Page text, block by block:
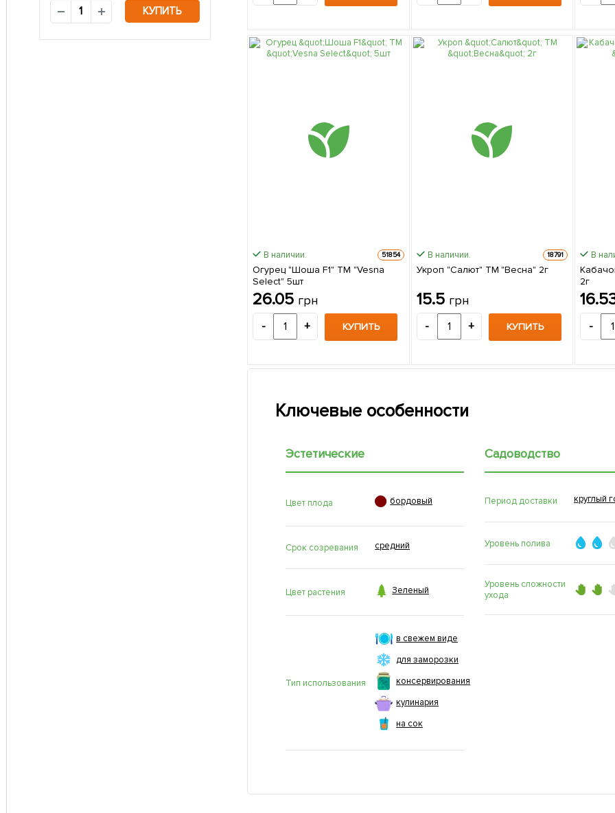
КУПИТЬ
В наличии. 51854
Огурец "Шоша F1" ТМ "Vesna
Select" 5шт
26.05 грн
- + КУПИТЬ
В наличии. 18791
Укроп "Салют" ТМ "Весна" 2г
15.5 грн
- + КУПИТЬ
В
2г
-
Ключевые особенности
Эстетические
Цвет плода  бордовый
Срок созревания средний
Цвет растения  Зеленый
Тип использования
в свежем виде
для заморозки
консервирования
кулинария
на сок
Садоводство
Период доставки круглый
Уровень полива
Уровень сложности
ухода